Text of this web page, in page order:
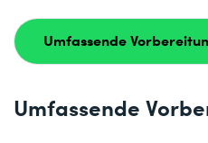
Umfassende
Umfassende